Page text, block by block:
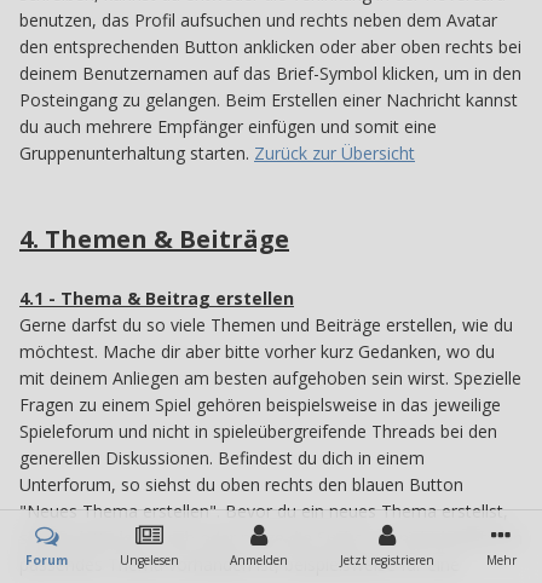
benutzen, das Profil aufsuchen und rechts neben dem Avatar
den entsprechenden Button anklicken oder aber oben rechts bei
deinem Benutzernamen auf das Brief-Symbol klicken, um in den
Posteingang zu gelangen. Beim Erstellen einer Nachricht kannst
du auch mehrere Empfänger einfügen und somit eine
Gruppenunterhaltung starten. Zurück zur Übersicht
4. Themen & Beiträge
4.1 - Thema & Beitrag erstellen
Gerne darfst du so viele Themen und Beiträge erstellen, wie du
möchtest. Mache dir aber bitte vorher kurz Gedanken, wo du
mit deinem Anliegen am besten aufgehoben sein wirst. Spezielle
Fragen zu einem Spiel gehören beispielsweise in das jeweilige
Spieleforum und nicht in spieleübergreifende Threads bei den
generellen Diskussionen. Befindest du dich in einem
Unterforum, so siehst du oben rechts den blauen Button
"Neues Thema erstellen". Bevor du ein neues Thema erstellst,
schaue bitte kurz nach oder nutze die Suche, ob nicht bereits ein
passendes Thema vorhanden ist, beispielsweise für eine
Forum Ungelesen Anmelden Jetzt registrieren Mehr